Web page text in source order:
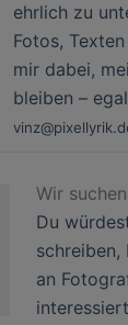
ehrlich zu
Fotos,
mir dabei,
bleiben –
Wir
Du
an